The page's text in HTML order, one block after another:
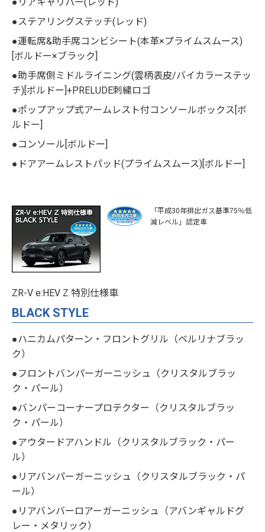
●リアキャリパー(レッド)
●ステアリングステッチ(レッド)
●運転席&助手席コンビシート(本革×プライムスムース)
[ボルドー×ブラック]
●助手席側ミドルライニング(雲柄表皮/バイカラーステッ
チ)[ボルドー]+PRELUDE刺繍ロゴ
●ポップアップ式アームレスト付コンソールボックス[ボ
ルドー]
●コンソール[ボルドー]
●ドアアームレストパッド(プライムスムース)[ボルドー]
「平成30年排出ガス基準75％低
減レベル」認定車
ZR-V e:HEV Z 特別仕様車
BLACK STYLE
●ハニカムパターン・フロントグリル（ベルリナブラッ
ク）
●フロントバンパーガーニッシュ（クリスタルブラッ
ク・パール）
●バンパーコーナープロテクター（クリスタルブラッ
ク・パール）
●アウタードアハンドル（クリスタルブラック・パー
ル）
●リアバンパーガーニッシュ（クリスタルブラック・パ
ール）
●リアバンバーロアーガーニッシュ（アバンギャルドグ
レー・メタリック）